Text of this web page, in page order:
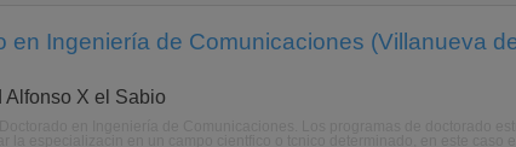
en Ingeniería de Comunicaciones (Villanueva
Alfonso X el Sabio